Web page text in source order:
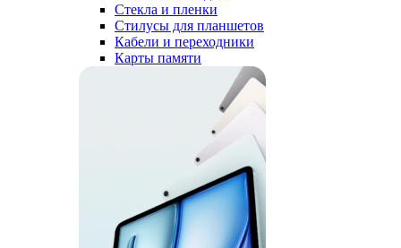
Стекла и пленки
Стилусы для планшетов
Кабели и переходники
Карты памяти